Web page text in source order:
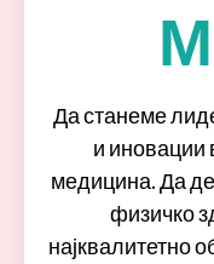
Да станеме
и иновации
медицина. Да
физичко
најквалитетно